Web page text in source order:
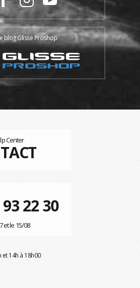
blog Glisse Proshop
Center
22 30
et le 15/08
et 14h à 18h00